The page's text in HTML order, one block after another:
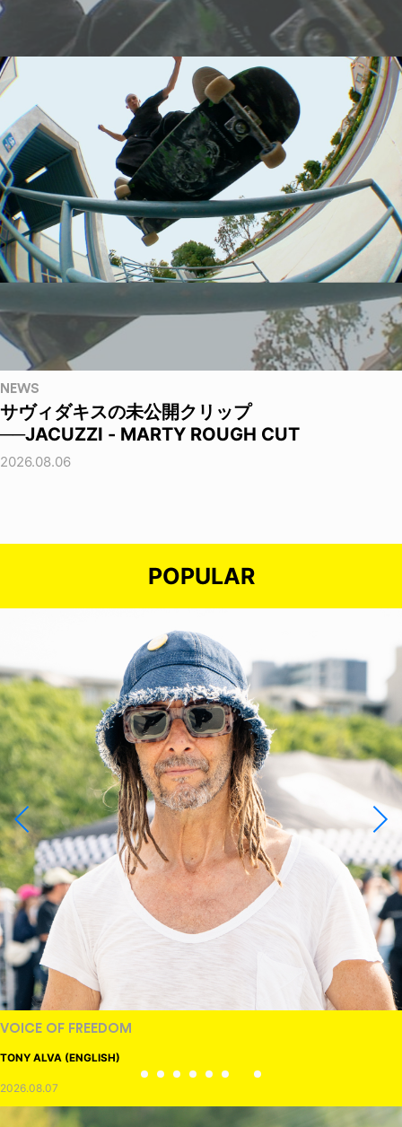
NEWS
サヴィダキスの未公開クリップ
──JACUZZI - MARTY ROUGH CUT
2026.08.06
POPULAR
ID
IZURU NAGAHARA / 永原依弦
2026.08.05